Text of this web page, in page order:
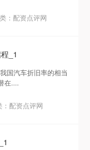
：配资点评网
_1
国汽车折旧率的相当
在....
：配资点评网